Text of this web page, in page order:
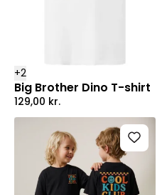
+2
Big Brother Dino T-shirt
129,00 kr.